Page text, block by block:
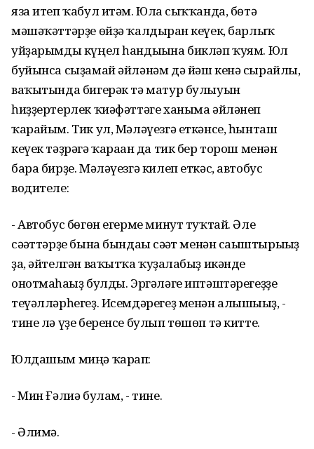
яза итеп ҡабул итәм. Юлға сыҡҡанда, бөтә
мәшәҡәттәрҙе өйҙә ҡалдырған кеүек, барлыҡ
уйҙарымды күңел һандығына бикләп ҡуям. Юл
буйынса сыҙамай әйләнәм дә йәш кенә сырайлы,
ваҡытында бигерәк тә матур булыуын
һиҙҙертерлек ҡиәфәттәге ханыма әйләнеп
ҡарайым. Тик ул, Мәләүезгә еткәнсе, һынташ
кеүек тәҙрәгә ҡараған да тик бер торош менән
бара бирҙе. Мәләүезгә килеп еткәс, автобус
водителе:
- Автобус бөгөн егерме минут туҡтай. Әле
сәғәттәрҙе бына бындағы сәғәт менән сағыштырығыҙ
ҙа, әйтелгән ваҡытҡа ҡуҙғалабыҙ икәнде
онотмаһағыҙ булды. Эргәләге иптәштәрегеҙҙе
теүәлләрһегеҙ. Исемдәрегеҙ менән алышығыҙ, -
тине лә үҙе беренсе булып төшөп тә китте.
Юлдашым миңә ҡарап:
- Мин Ғәлиә булам, - тине.
- Әлимә.